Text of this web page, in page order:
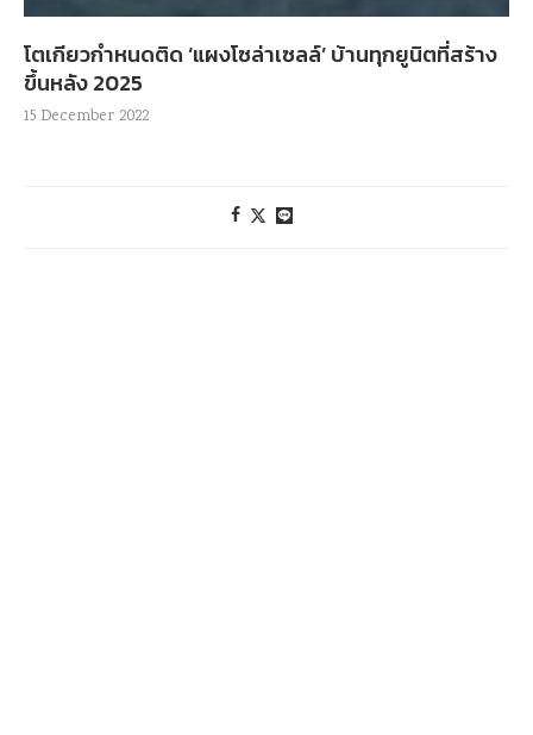
โตเกียวกำหนดติด ‘แผงโซล่าเซลล์’ บ้านทุกยูนิตที่สร้าง
ขึ้นหลัง 2025
15 December 2022